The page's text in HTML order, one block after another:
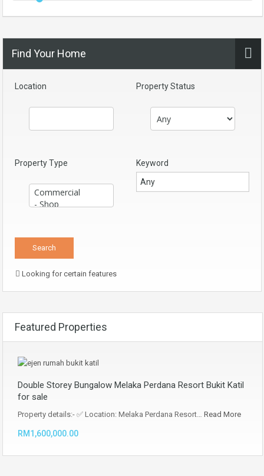
Find Your Home
Location Property Status
Property Type Keyword
Looking for certain features
Featured Properties
Double Storey Bungalow Melaka Perdana Resort Bukit Katil
for sale
Property details:- ✅ Location: Melaka Perdana Resort… Read More
RM1,600,000.00